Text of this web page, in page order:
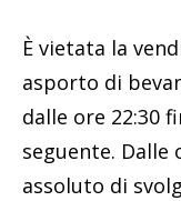
È vietata la
asporto di
dalle ore 22:30
seguente. Dalle
assoluto di